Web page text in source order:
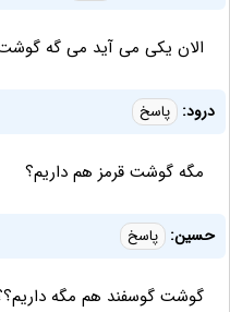
الان یکی می آید می گه
درود: پاسخ
مگه‌ گوشت قرمز هم داریم؟
حسین: پاسخ
گوشت گوسفند هم مگه